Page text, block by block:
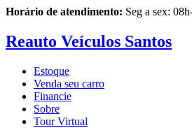
Horário de atendimento: Seg a sex:
Reauto Veículos Santos
Estoque
Venda seu carro
Financie
Sobre
Tour Virtual